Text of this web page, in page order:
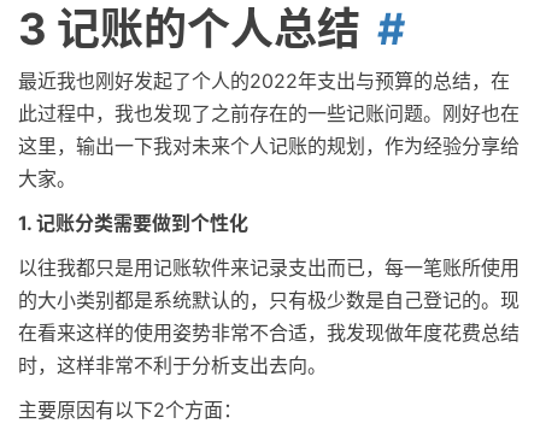
3 记账的个人总结
最近我也刚好发起了个人的2022年支出与预算的总结，在
此过程中，我也发现了之前存在的一些记账问题。刚好也在
这里，输出一下我对未来个人记账的规划，作为经验分享给
大家。
1. 记账分类需要做到个性化
以往我都只是用记账软件来记录支出而已，每一笔账所使用
的大小类别都是系统默认的，只有极少数是自己登记的。现
在看来这样的使用姿势非常不合适，我发现做年度花费总结
时，这样非常不利于分析支出去向。
主要原因有以下2个方面：